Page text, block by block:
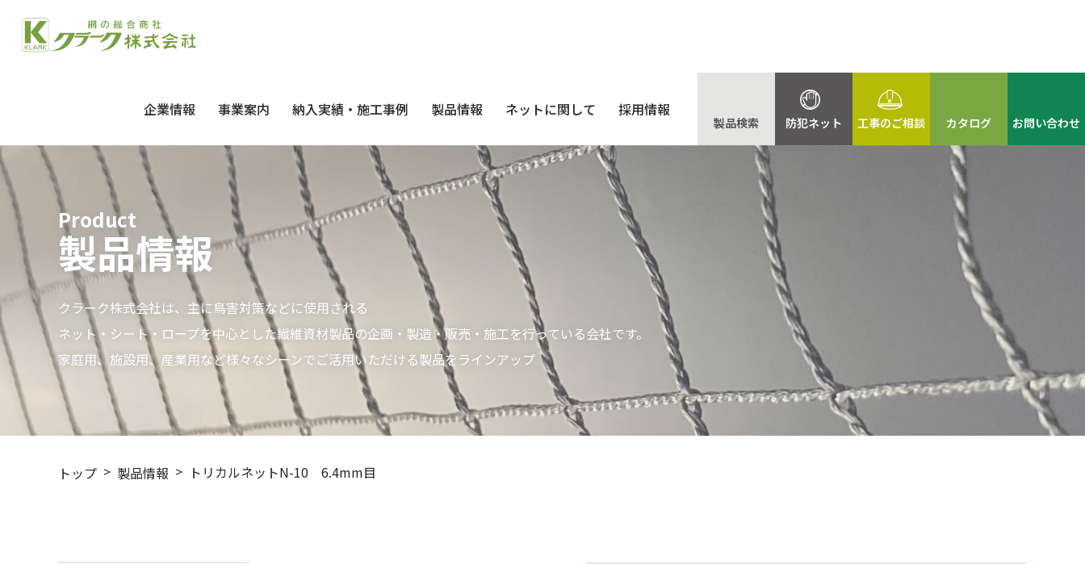
企業情報 事業案内 納入実績・施工事例 製品情報 ネットに関して 採用情報
製品検索 防犯ネット 工事のご相談 カタログ お問い合わせ
製品情報
Product
クラーク株式会社は、主に鳥害対策などに使用される
ネット・シート・ロープを中心とした繊維資材製品の企画・製造・販売・施工を行っている会社です。
家庭用、施設用、産業用など様々なシーンでご活用いただける製品をラインアップ
トップ 製品情報 トリカルネットN-10 6.4mm目